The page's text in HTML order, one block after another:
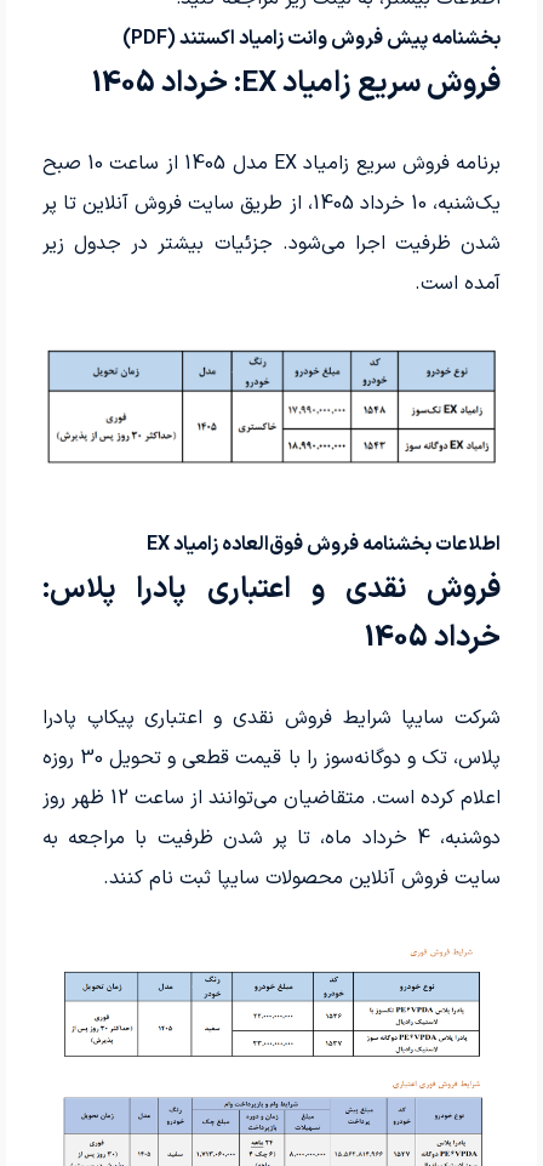
بخشنامه پیش فروش وانت زامیاد اکستند (PDF)
فروش سریع زامیاد EX: خرداد 1405
برنامه فروش سریع زامیاد EX مدل 1405 از ساعت 10 صبح
یک‌شنبه، 10 خرداد 1405، از طریق سایت فروش آنلاین تا پر
شدن ظرفیت اجرا می‌شود. جزئیات بیشتر در جدول زیر
آمده است.
اطلاعات بخشنامه فروش فوق‌العاده زامیاد EX
فروش نقدی و اعتباری پادرا پلاس:
خرداد 1405
شرکت سایپا شرایط فروش نقدی و اعتباری پیکاپ پادرا
پلاس، تک و دوگانه‌سوز را با قیمت قطعی و تحویل 30 روزه
اعلام کرده است. متقاضیان می‌توانند از ساعت 12 ظهر روز
دوشنبه، 4 خرداد ماه، تا پر شدن ظرفیت با مراجعه به
سایت فروش آنلاین محصولات سایپا ثبت نام کنند.